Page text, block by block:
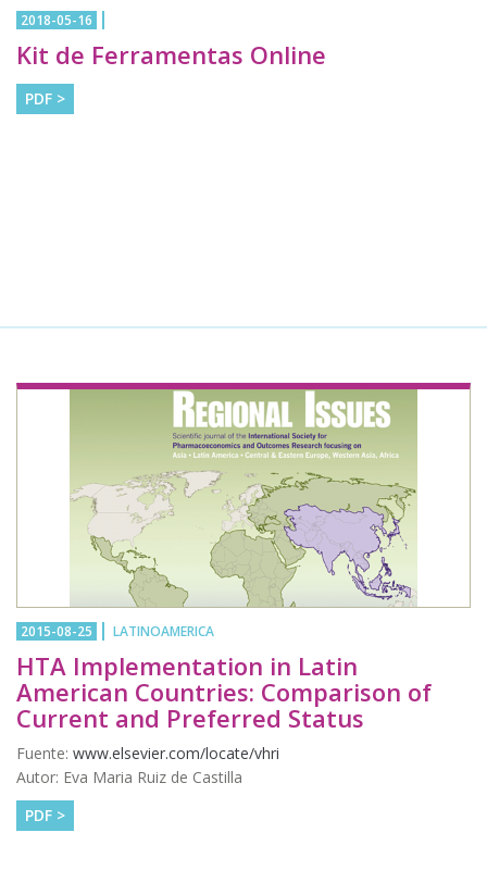
2018-05-16
Kit de Ferramentas Online
PDF >
2015-08-25 LATINOAMERICA
HTA Implementation in Latin
American Countries: Comparison of
Current and Preferred Status
Fuente: www.elsevier.com/locate/vhri
Autor: Eva Maria Ruiz de Castilla
PDF >